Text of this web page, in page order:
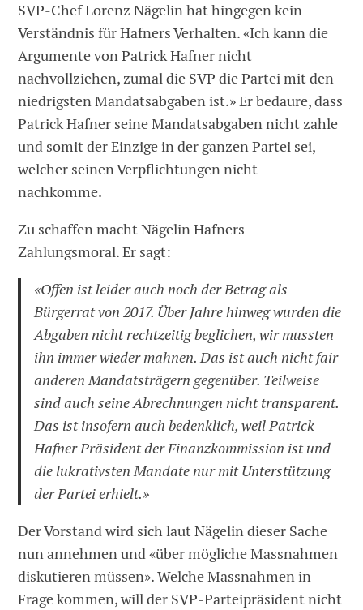
SVP-Chef Lorenz Nägelin hat hingegen kein
Verständnis für Hafners Verhalten. «Ich kann die
Argumente von Patrick Hafner nicht
nachvollziehen, zumal die SVP die Partei mit den
niedrigsten Mandatsabgaben ist.» Er bedaure, dass
Patrick Hafner seine Mandatsabgaben nicht zahle
und somit der Einzige in der ganzen Partei sei,
welcher seinen Verpflichtungen nicht
nachkomme.
Zu schaffen macht Nägelin Hafners
Zahlungsmoral. Er sagt:
«Offen ist leider auch noch der Betrag als
Bürgerrat von 2017. Über Jahre hinweg wurden die
Abgaben nicht rechtzeitig beglichen, wir mussten
ihn immer wieder mahnen. Das ist auch nicht fair
anderen Mandatsträgern gegenüber. Teilweise
sind auch seine Abrechnungen nicht transparent.
Das ist insofern auch bedenklich, weil Patrick
Hafner Präsident der Finanzkommission ist und
die lukrativsten Mandate nur mit Unterstützung
der Partei erhielt.»
Der Vorstand wird sich laut Nägelin dieser Sache
nun annehmen und «über mögliche Massnahmen
diskutieren müssen». Welche Massnahmen in
Frage kommen, will der SVP-Parteipräsident nicht